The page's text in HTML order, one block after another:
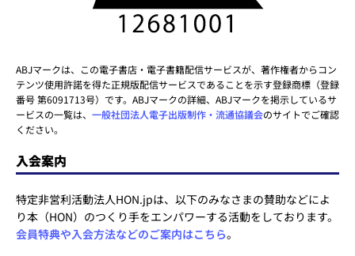
ABJマークは、この電子書店・電子書籍配信サービスが、著作権者からコン
テンツ使用許諾を得た正規版配信サービスであることを示す登録商標（登録
番号 第6091713号）です。ABJマークの詳細、ABJマークを掲示しているサ
ービスの一覧は、 一般社団法人電子出版制作・流通協議会のサイトでご確認
ください。
入会案内
特定非営利活動法人HON.jpは、以下のみなさまの賛助などによ
り本（HON）のつくり手をエンパワーする活動をしております。
会員特典や入会方法などのご案内はこちら。